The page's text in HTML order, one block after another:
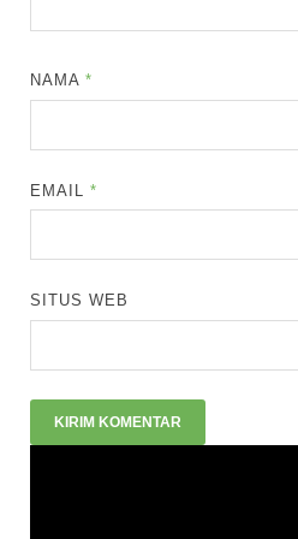
NAMA*
EMAIL*
SITUS WEB